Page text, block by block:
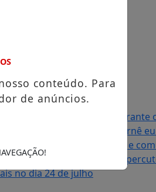
Desirée entrevista fãs
ritmo intenso após turnê
Salvador
Fé, saúde e
e meia.
Band Mulher
no dia 24 de julho
conteúdo. Para
de anúncios.